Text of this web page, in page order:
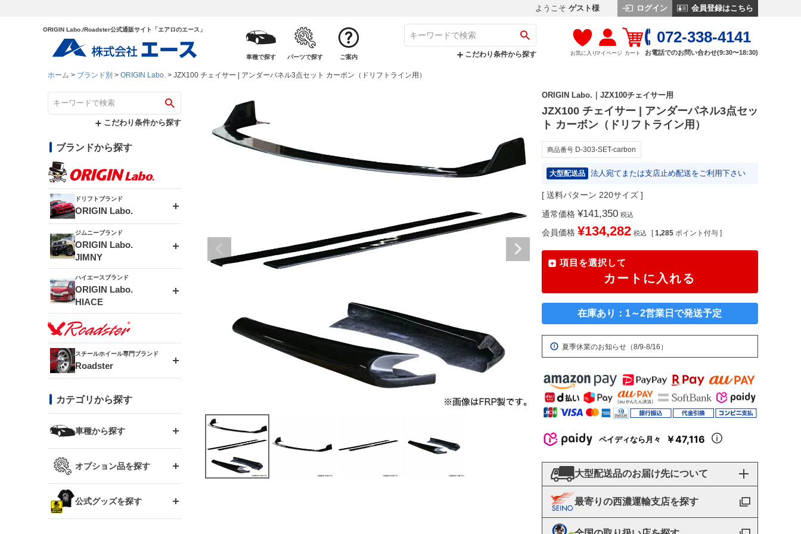
ようこそ ゲスト様 ログイン 会員登録はこちら
ORIGIN Labo./Roadster公式通販サイト「エアロのエース」
車種で探す パーツで探す ご案内 こだわり条件から探す お気に入りマイページ カート
072-338-4141
お電話でのお問い合わせ(9:30〜18:30)
ホーム ブランド別 ORIGIN Labo. JZX100 チェイサー | アンダーパネル3点セット カーボン（ドリフトライン用）
こだわり条件から探す
ブランドから探す
ドリフトブランド
ORIGIN Labo.
エアロシリーズ
ドリフトライン
風神(180SX)
雷神(S15)
龍神(チェイサー)
レーシングライン
アタックライン
ストリームライン
スタイリッシュライン
フロントフェンダー
リアフェンダー
ブラッシュフェンダー
コンバットアイ
GTウイング
リアウイング
ルーフウイング
ボンネット
ジムニーブランド
ORIGIN Labo.
JIMNY
アルミホイール
MUD-ZEUS
アルミホイール
MUD-SR7
MUD-S7
ボンネット
フェンダー
サイドパーツ
ハイエースブランド
ORIGIN Labo.
HIACE
エアロシリーズ
LUX MODEL SP
LUX MODEL
RUGGER MODEL
GROUND MODEL
PHANTOM LIP
オーバーフェンダー
リアウイング
スムージングバンパー
ワイパーガード
内装パーツ
スチールホイール専門ブランド
Roadster
DAYTONA-RS
DAYTONA-RS NEO
まつど家 鉄漢
まつど家 鉄心
カテゴリから探す
車種から探す
トヨタ
シルビア S13
スズキ
オプション品を探す
GTウイング用ラダー
公式グッズを探す
ORIGIN Labo.｜JZX100チェイサー用
JZX100 チェイサー | アンダーパネル3点セッ
ト カーボン（ドリフトライン用）
商品番号 D-303-SET-carbon
大型配送品 法人宛てまたは支店止め配送をご利用下さい
送料パターン 220サイズ
通常価格 ¥141,350 税込
会員価格 ¥134,282 税込 [ 1,285 ポイント付与 ]
項目を選択して
カートに入れる
在庫あり：1～2営業日で発送予定
夏季休業のお知らせ（8/9-8/16）
ペイディなら月々 ￥47,116
大型配送品のお届け先について
最寄りの西濃運輸支店を探す